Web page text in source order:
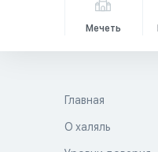
Мечеть
Главная
О халяль